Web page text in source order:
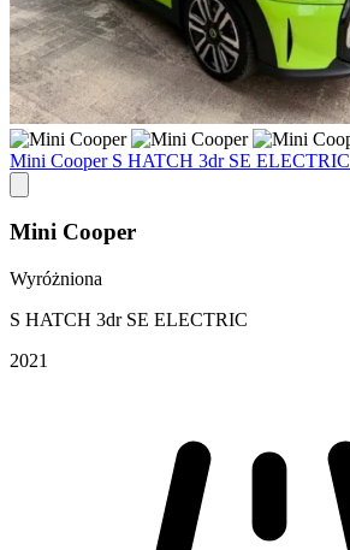
Mini Cooper S HATCH 3dr SE ELECTRIC
Mini Cooper
Wyróżniona
S HATCH 3dr SE ELECTRIC
2021